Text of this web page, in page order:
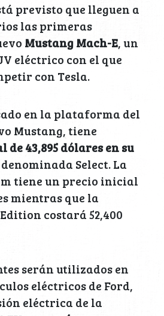
previsto que lleguen a
las primeras
Mustang Mach-E, un
eléctrico con el que
con Tesla.
en la plataforma del
Mustang, tiene
43,895 dólares en su
denominada Select. La
tiene un precio inicial
mientras que la
costará 52,400
serán utilizados en
eléctricos de Ford,
eléctrica de la